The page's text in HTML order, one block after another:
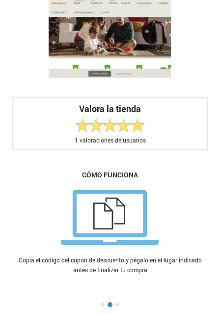
Valora la tienda
1 valoraciones de usuarios
CÓMO FUNCIONA
Copia el código del cupón de descuento y pégalo en el lugar indicado
antes de finalizar tu compra